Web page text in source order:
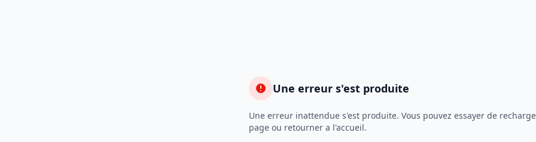
Une erreur s'est produite
Une erreur inattendue s'est produite. Vous pouvez essayer de
page ou retourner a l'accueil.